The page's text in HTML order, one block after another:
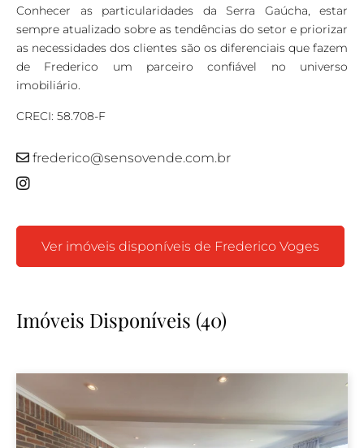
Conhecer as particularidades da Serra Gaúcha, estar
sempre atualizado sobre as tendências do setor e priorizar
as necessidades dos clientes são os diferenciais que fazem
de Frederico um parceiro confiável no universo
imobiliário.
CRECI: 58.708-F
frederico@sensovende.com.br
Ver imóveis disponíveis de Frederico Voges
Imóveis Disponíveis (40)